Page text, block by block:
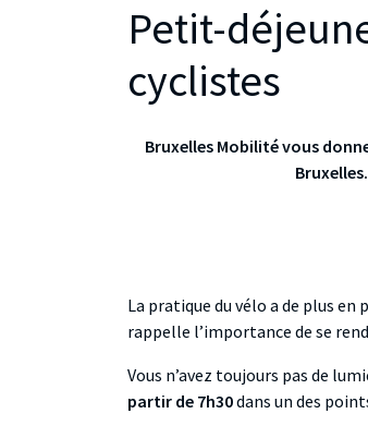
Petit-
cyclistes
Bruxelles Mobilité vous
La pratique du vélo a de plus en
rappelle l’importance de se
Vous n’avez toujours pas de
partir de 7h30dans un des